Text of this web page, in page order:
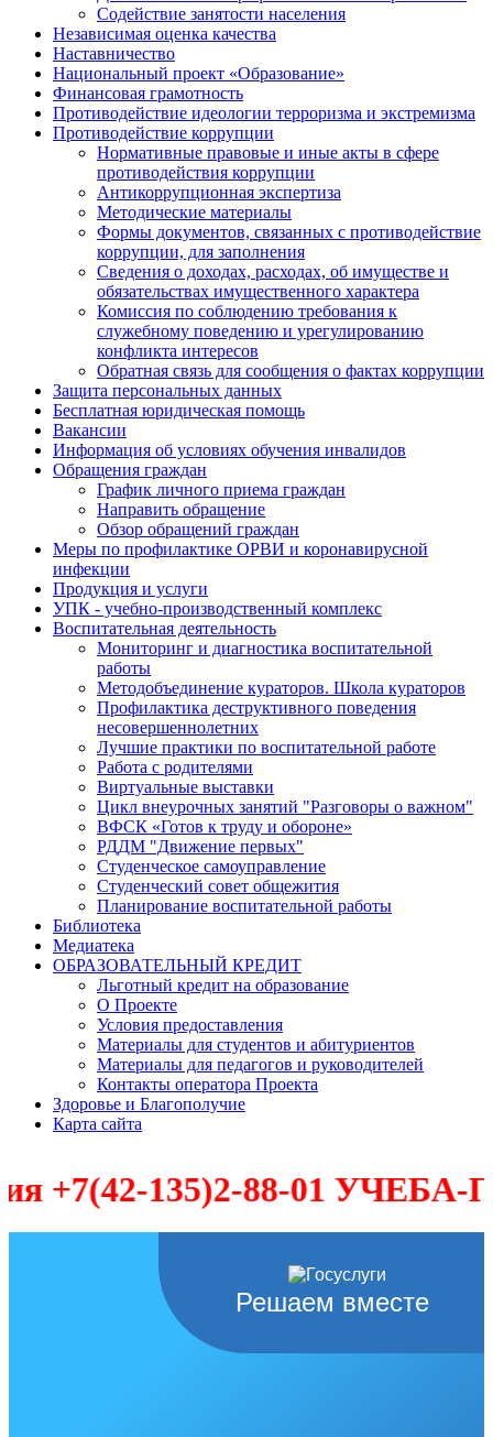
Содействие занятости населения
Независимая оценка качества
Наставничество
Национальный проект «Образование»
Финансовая грамотность
Противодействие идеологии терроризма и экстремизма
Противодействие коррупции
Нормативные правовые и иные акты в сфере
противодействия коррупции
Антикоррупционная экспертиза
Методические материалы
Формы документов, связанных с противодействие
коррупции, для заполнения
Сведения о доходах, расходах, об имуществе и
обязательствах имущественного характера
Комиссия по соблюдению требования к
служебному поведению и урегулированию
конфликта интересов
Обратная связь для сообщения о фактах коррупции
Защита персональных данных
Бесплатная юридическая помощь
Вакансии
Информация об условиях обучения инвалидов
Обращения граждан
График личного приема граждан
Направить обращение
Обзор обращений граждан
Меры по профилактике ОРВИ и коронавирусной
инфекции
Продукция и услуги
УПК - учебно-производственный комплекс
Воспитательная деятельность
Мониторинг и диагностика воспитательной
работы
Методобъединение кураторов. Школа кураторов
Профилактика деструктивного поведения
несовершеннолетних
Лучшие практики по воспитательной работе
Работа с родителями
Виртуальные выставки
Цикл внеурочных занятий "Разговоры о важном"
ВФСК «Готов к труду и обороне»
РДДМ "Движение первых"
Студенческое самоуправление
Студенческий совет общежития
Планирование воспитательной работы
Библиотека
Медиатека
ОБРАЗОВАТЕЛЬНЫЙ КРЕДИТ
Льготный кредит на образование
О Проекте
Условия предоставления
Материалы для студентов и абитуриентов
Материалы для педагогов и руководителей
Контакты оператора Проекта
Здоровье и Благополучие
Карта сайта
135)2-88-01 УЧЕБА-
Решаем вместе